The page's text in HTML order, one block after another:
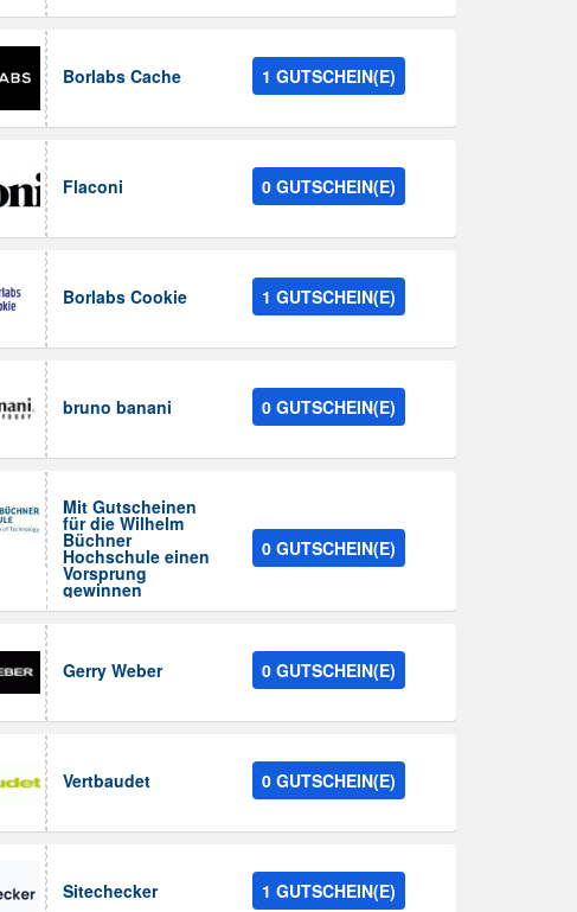
Borlabs Cache 1 GUTSCHEIN(E)
Flaconi 0 GUTSCHEIN(E)
Borlabs Cookie 1 GUTSCHEIN(E)
bruno banani 0 GUTSCHEIN(E)
Mit Gutscheinen
für die Wilhelm
Büchner
Hochschule einen
Vorsprung
gewinnen
0 GUTSCHEIN(E)
Gerry Weber 0 GUTSCHEIN(E)
Vertbaudet 0 GUTSCHEIN(E)
Sitechecker 1 GUTSCHEIN(E)